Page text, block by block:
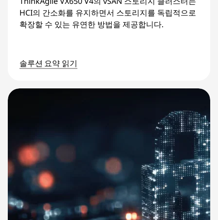
HCI의 간소화를 유지하면서 스토리지를 독립적으로
확장할 수 있는 유연한 방법을 제공합니다.
솔루션 요약 읽기